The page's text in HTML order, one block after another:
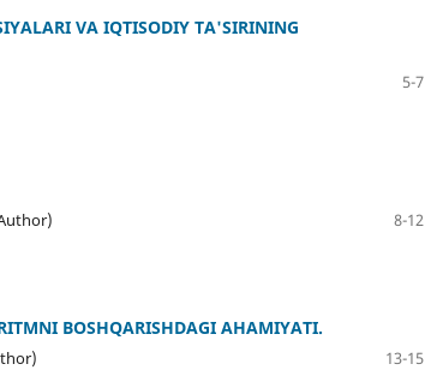
VA IQTISODIY TA'SIRINING
5-7
8-12
BOSHQARISHDAGI AHAMIYATI.
13-15